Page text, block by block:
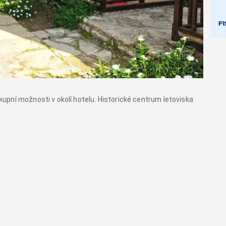
možnosti v okolí hotelu. Historické centrum letoviska